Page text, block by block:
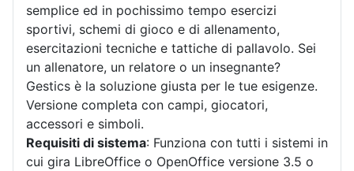
semplice ed in pochissimo tempo esercizi
sportivi, schemi di gioco e di allenamento,
esercitazioni tecniche e tattiche di pallavolo. Sei
un allenatore, un relatore o un insegnante?
Gestics è la soluzione giusta per le tue esigenze.
Versione completa con campi, giocatori,
accessori e simboli.
Requisiti di sistema: Funziona con tutti i sistemi in
cui gira LibreOffice o OpenOffice versione 3.5 o